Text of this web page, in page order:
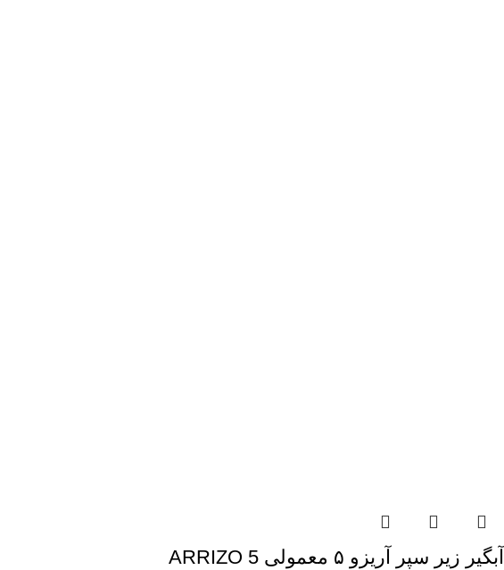
آبگیر زیر سپر آریزو ۵ معمولی ARRIZO 5